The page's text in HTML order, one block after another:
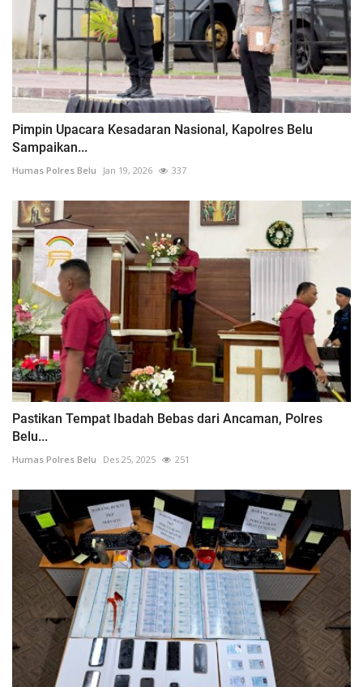
Pimpin Upacara Kesadaran Nasional, Kapolres Belu
Sampaikan...
Humas Polres Belu Jan 19, 2026 337
Pastikan Tempat Ibadah Bebas dari Ancaman, Polres
Belu...
Humas Polres Belu Des 25, 2025 251